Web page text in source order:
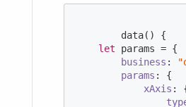
        data() {
let params = {
business :
params : {
xAxis :